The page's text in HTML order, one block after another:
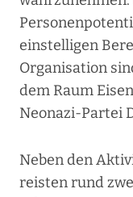
einstelligen
Organisation
dem Raum
Neonazi-Partei
Neben den
reisten rund